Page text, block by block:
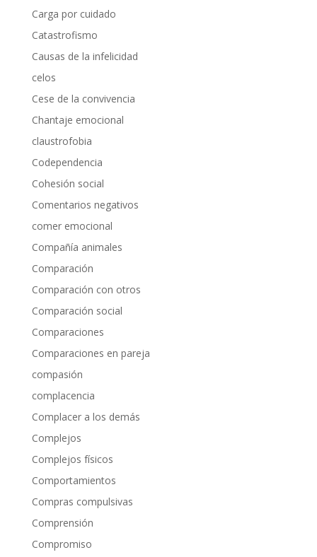
Carga por cuidado
Catastrofismo
Causas de la infelicidad
celos
Cese de la convivencia
Chantaje emocional
claustrofobia
Codependencia
Cohesión social
Comentarios negativos
comer emocional
Compañía animales
Comparación
Comparación con otros
Comparación social
Comparaciones
Comparaciones en pareja
compasión
complacencia
Complacer a los demás
Complejos
Complejos físicos
Comportamientos
Compras compulsivas
Comprensión
Compromiso